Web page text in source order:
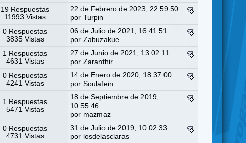
19 Respuestas
11993 Vistas
22 de Febrero de 2023, 22:59:50
porTurpin
0 Respuestas
3835 Vistas
06 de Julio de 2021, 16:41:51
porZabuzakue
1 Respuestas
4631 Vistas
27 de Junio de 2021, 13:02:11
porZaranthir
0 Respuestas
4241 Vistas
14 de Enero de 2020, 18:37:00
porSoulafein
1 Respuestas
5471 Vistas
18 de Septiembre de 2019,
10:55:46
por mazmaz
0 Respuestas
4731 Vistas
31 de Julio de 2019, 10:02:33
por losdelasclaras